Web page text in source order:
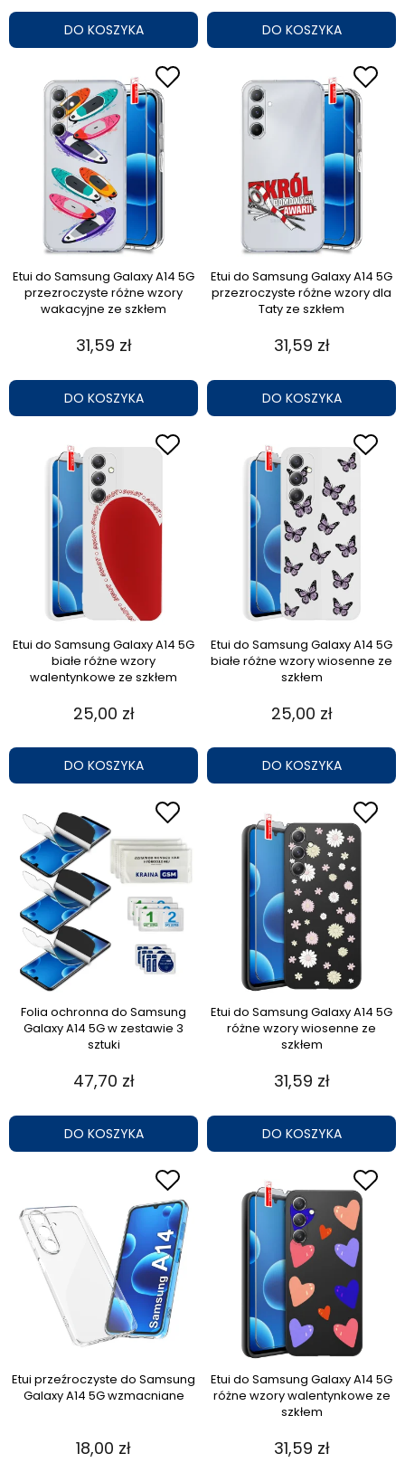
DO KOSZYKA DO KOSZYKA
Etui do Samsung Galaxy A14 5G
przezroczyste różne wzory
wakacyjne ze szkłem
31,59 zł
DO KOSZYKA
Etui do Samsung Galaxy A14 5G
przezroczyste różne wzory dla
Taty ze szkłem
31,59 zł
DO KOSZYKA
Etui do Samsung Galaxy A14 5G
białe różne wzory
walentynkowe ze szkłem
25,00 zł
DO KOSZYKA
Etui do Samsung Galaxy A14 5G
białe różne wzory wiosenne ze
szkłem
25,00 zł
DO KOSZYKA
Folia ochronna do Samsung
Galaxy A14 5G w zestawie 3
sztuki
47,70 zł
DO KOSZYKA
Etui do Samsung Galaxy A14 5G
różne wzory wiosenne ze
szkłem
31,59 zł
DO KOSZYKA
Etui przeźroczyste do Samsung
Galaxy A14 5G wzmacniane
18,00 zł
Etui do Samsung Galaxy A14 5G
różne wzory walentynkowe ze
szkłem
31,59 zł